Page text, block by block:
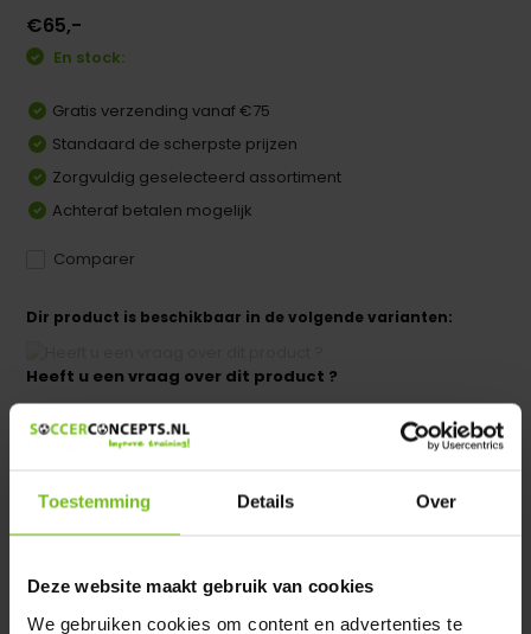
Toestemming Details Over
Deze website maakt gebruik van cookies
We gebruiken cookies om content en advertenties te
€65,-
En stock:
Gratis verzending vanaf €75
Standaard de scherpste prijzen
Zorgvuldig geselecteerd assortiment
Achteraf betalen mogelijk
Comparer
Dir product is beschikbaar in de volgende varianten:
Heeft u een vraag over dit product ?
We helpen u graag met meer informatie
Verstuur email
Description du produit